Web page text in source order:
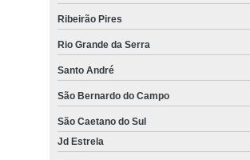
Ribeirão Pires
Rio Grande da Serra
Santo André
São Bernardo do Campo
São Caetano do Sul
Jd Estrela